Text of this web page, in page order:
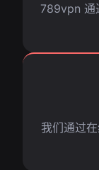
789vpn 通
我们通过